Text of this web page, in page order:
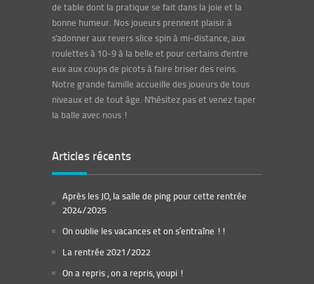
de table dont la pratique se fait dans la joie et la
bonne humeur. Nos joueurs prennent plaisir à
s'adonner aux revers slice spin à mi-distance, aux
roulettes à 10-9 à la belle et pour certains d'entre
eux aux coups de picots à faire briser des reins.
Notre grande famille accueille des joueurs de tous
niveaux et de tout âge. N'hésitez pas et venez taper
la balle avec nous !
Articles récents
Après les JO, la salle de ping pour cette rentrée
2024/2025
On oublie les vacances et on s’entraîne !!
La rentrée 2021/2022
On a repris , on a repris, youpi !